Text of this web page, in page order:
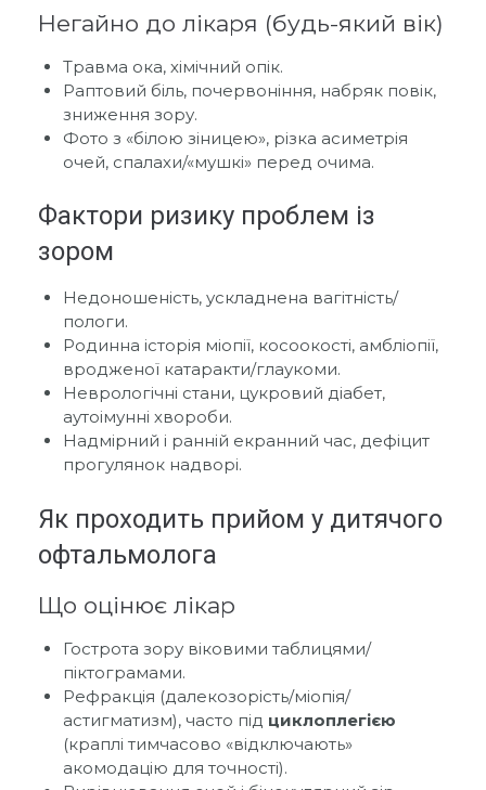
Негайно до лікаря (будь-який вік)
Травма ока, хімічний опік.
Раптовий біль, почервоніння, набряк повік,
зниження зору.
Фото з «білою зіницею», різка асиметрія
очей, спалахи/«мушкі» перед очима.
Фактори ризику проблем із
зором
Недоношеність, ускладнена вагітність/
пологи.
Родинна історія міопії, косоокості, амбліопії,
вродженої катаракти/глаукоми.
Неврологічні стани, цукровий діабет,
аутоімунні хвороби.
Надмірний і ранній екранний час, дефіцит
прогулянок надворі.
Як проходить прийом у дитячого
офтальмолога
Що оцінює лікар
Гострота зору віковими таблицями/
піктограмами.
Рефракція (далекозорість/міопія/
астигматизм), часто під циклоплегією
(краплі тимчасово «відключають»
акомодацію для точності).